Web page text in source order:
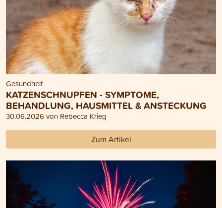
Gesundheit
KATZENSCHNUPFEN - SYMPTOME,
BEHANDLUNG, HAUSMITTEL & ANSTECKUNG
30.06.2026 von Rebecca Krieg
Zum Artikel